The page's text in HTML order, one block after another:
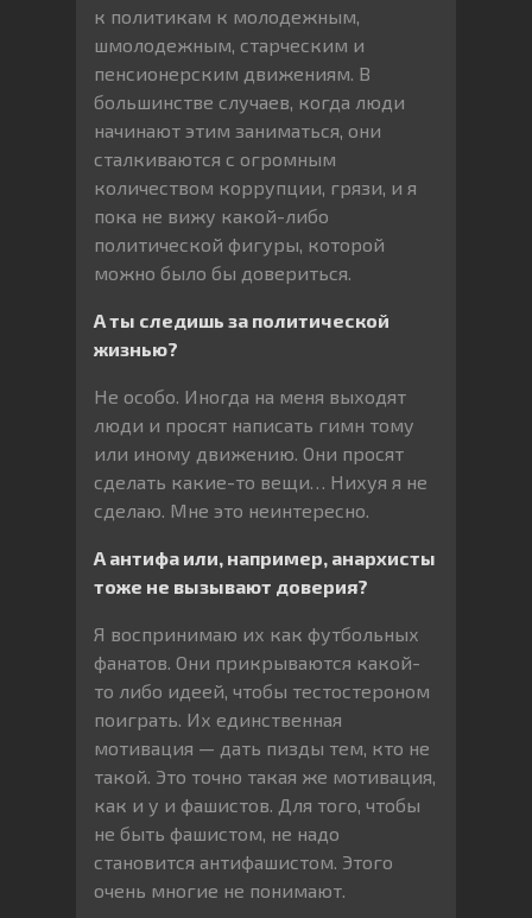
к политикам к молодежным,
шмолодежным, старческим и
пенсионерским движениям. В
большинстве случаев, когда люди
начинают этим заниматься, они
сталкиваются с огромным
количеством коррупции, грязи, и я
пока не вижу какой-либо
политической фигуры, которой
можно было бы довериться.
А ты следишь за политической
жизнью?
Не особо. Иногда на меня выходят
люди и просят написать гимн тому
или иному движению. Они просят
сделать какие-то вещи… Нихуя я не
сделаю. Мне это неинтересно.
А антифа или, например, анархисты
тоже не вызывают доверия?
Я воспринимаю их как футбольных
фанатов. Они прикрываются какой-
то либо идеей, чтобы тестостероном
поиграть. Их единственная
мотивация — дать пизды тем, кто не
такой. Это точно такая же мотивация,
как и у и фашистов. Для того, чтобы
не быть фашистом, не надо
становится антифашистом. Этого
очень многие не понимают.